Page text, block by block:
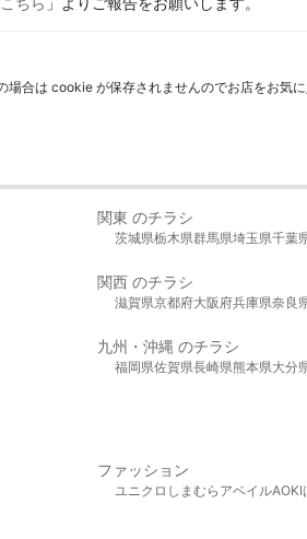
合は cookie が保存されませんのでお店をお気に
関東 のチラシ
茨城県栃木県群馬県埼玉県千葉
関西 のチラシ
滋賀県京都府大阪府兵庫県奈良
九州・沖縄 のチラシ
福岡県佐賀県長崎県熊本県大分
ファッション
ユニクロ しまむら アベイルAOKI